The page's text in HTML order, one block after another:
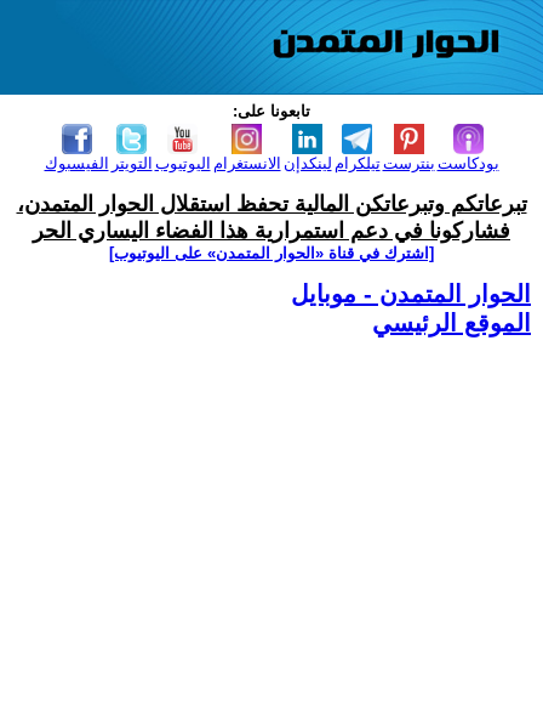
تابعونا على:
الفيسبوك التويتر اليوتيوب الانستغرام لينكدإن تيلكرامبنترست بودكاست
تبرعاتكم وتبرعاتكن المالية تحفظ استقلال الحوار المتمدن،
فشاركونا في دعم استمرارية هذا الفضاء اليساري الحر
[اشترك في قناة ‫«الحوار المتمدن» على اليوتيوب]
الحوار المتمدن - موبايل
الموقع الرئيسي